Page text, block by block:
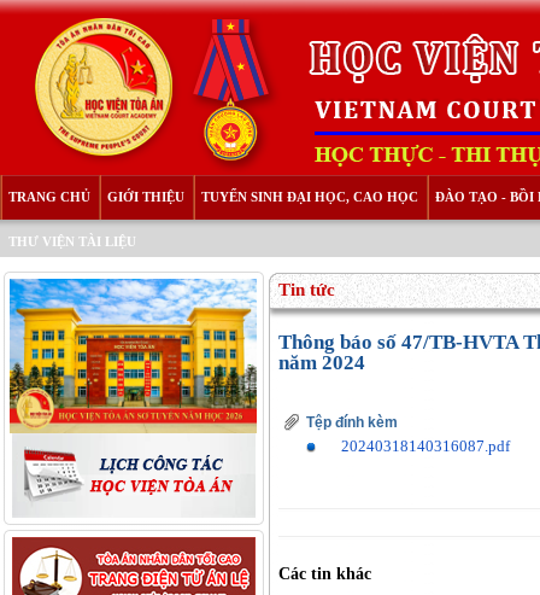
TRANG CHỦ GIỚI THIỆU TUYỂN SINH ĐẠI HỌC, CAO HỌC ĐÀO TẠO - BỒI
THƯ VIỆN TÀI LIỆU
Tin tức
Thông báo số 47/TB-HVTA
năm 2024
Tệp đính kèm
20240318140316087.pdf
Các tin khác